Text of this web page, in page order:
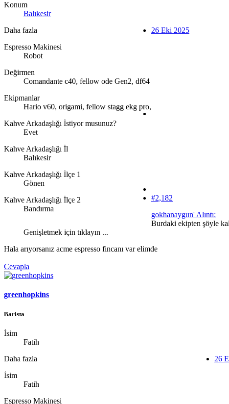
Konum
Balıkesir
Daha fazla
Espresso Makinesi
Robot
Değirmen
Comandante c40, fellow ode Gen2, df64
Ekipmanlar
Hario v60, origami, fellow stagg ekg pro,
Kahve Arkadaşlığı İstiyor musunuz?
Evet
Kahve Arkadaşlığı İl
Balıkesir
Kahve Arkadaşlığı İlçe 1
Gönen
Kahve Arkadaşlığı İlçe 2
Bandırma
26 Eki 2025
#2,182
gokhanaygun' Alıntı:
Burdaki ekipten şöyle
Genişletmek için tıklayın ...
Hala arıyorsanız acme espresso fincanı var elimde
Cevapla
greenhopkins
Barista
İsim
Fatih
Daha fazla
İsim
Fatih
Espresso Makinesi
26